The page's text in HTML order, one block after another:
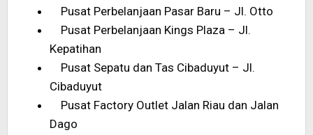
Pusat Perbelanjaan Pasar Baru – Jl. Otto
Pusat Perbelanjaan Kings Plaza – Jl.
Kepatihan
Pusat Sepatu dan Tas Cibaduyut – Jl.
Cibaduyut
Pusat Factory Outlet Jalan Riau dan Jalan
Dago